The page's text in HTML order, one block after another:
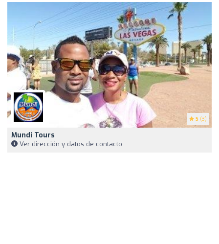
5 (3)
Mundi Tours
Ver dirección y datos de contacto